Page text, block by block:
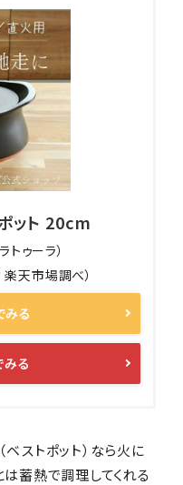
ット 20cm
ゥーラ）
天市場調べ）
る
る
ストポット）なら火に
蓄熱で調理してくれる